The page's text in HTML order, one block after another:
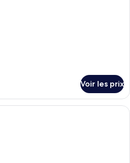
Voir les prix
Une chambre d’hôtel avec un